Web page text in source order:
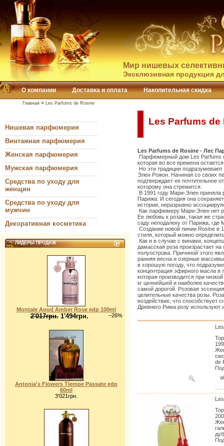
Мир нишевых
Эксклюзивная продукция
О компании Доставка и оплата Накопительная скидка
Главная » Les Parfums de Rosine
Нишевая парфюмерия
Винтажная парфюмерия
Женская парфюмерия
Мужская парфюмерия
Средства по уходу для
женщин
Средства по уходу для
мужчин
Декоративная косметика
ЛИДЕРЫ ПРОДАЖ
Montale Aoud Amber Rose edp 100ml
–26%
2'017грн.1'494грн.
Antonia's Flowers Tiempe Passate edp
60ml
3'021грн.
Les Parfums
Les Parfums de Rosine - Лес
Парфюмерный дом Les Parfums
которая во все времена
Но эти традиции
Элен Рожон. Начиная со своих
подтверждает ее почтительное
которому она стремится.
В 1991 году Мари-Элен
Парижа. И сегодня она
истории, неразрывно
Как парфюмеру Мари-Элен нет
Ее любовь к розам, такая же
саду неподалеку от Парижа,
Создание новой линии Rosine в
стиля, который можно
Как и в случае с винами,
дамасская роза произрастает
полуострова. Причиной этого
ранняя весна и озерные
в хорошую погоду, что
концентрация эфирного масла в
которая производится при
кг ценнейшей и наиболее
самой дорогой. Розовая
целительные качества розы.
воздействие, что способствует
Древнего Рима розу используют
de